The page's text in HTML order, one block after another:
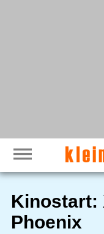
Kinostart:
Phoenix